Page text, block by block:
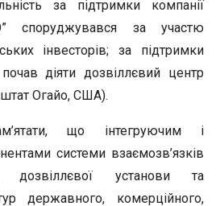
за підтримки компанії
споруджувався за участю
інвесторів; за підтримки
діяти дозвіллєвий центр
Огайо, США).
що інтегруючим і
системи взаємозв’язків
дозвіллєвої установи та
державного, комерційного,